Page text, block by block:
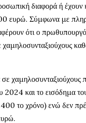
διαφορά ή
ευρώ. Σύμφωνα με
ότι ο
χαμηλοσυνταξιούχους
χαμηλοσυνταξιούχους
και το εισόδημα
το χρόνο) ενώ δεν